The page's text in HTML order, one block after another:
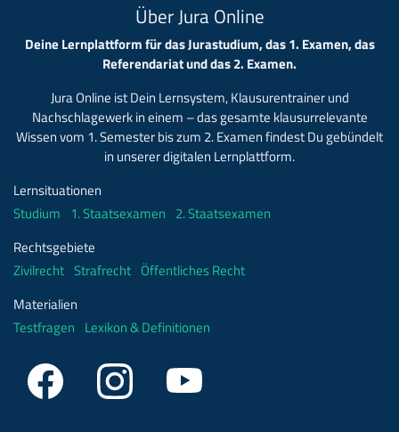
Über Jura Online
Deine Lernplattform für das Jurastudium, das 1. Examen, das
Referendariat und das 2. Examen.
Jura Online ist Dein Lernsystem, Klausurentrainer und
Nachschlagewerk in einem – das gesamte klausurrelevante
Wissen vom 1. Semester bis zum 2. Examen findest Du gebündelt
in unserer digitalen Lernplattform.
Lernsituationen
Studium 1. Staatsexamen 2. Staatsexamen
Rechtsgebiete
Zivilrecht Strafrecht Öffentliches Recht
Materialien
Testfragen Lexikon & Definitionen